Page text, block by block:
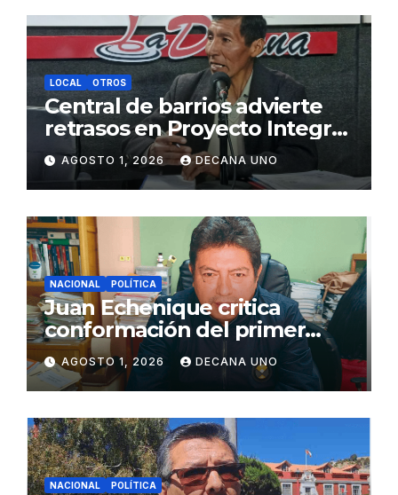
LOCAL OTROS
Central de barrios advierte
retrasos en Proyecto Integral
de Agua y Alcantarillado para
Juliaca
AGOSTO 1, 2026 DECANA UNO
NACIONAL POLÍTICA
Juan Echenique critica
conformación del primer
gabinete ministerial de Keiko
Fujimori
AGOSTO 1, 2026 DECANA UNO
NACIONAL POLÍTICA